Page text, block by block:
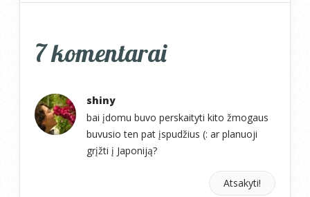
7 komentarai
shiny
bai įdomu buvo perskaityti kito žmogaus
buvusio ten pat įspudžius (: ar planuoji
grįžti į Japoniją?
Atsakyti!